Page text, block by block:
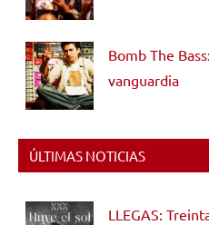
Bomb The
vanguardia
ÚLTIMAS NOTICIAS
LLEGAS: